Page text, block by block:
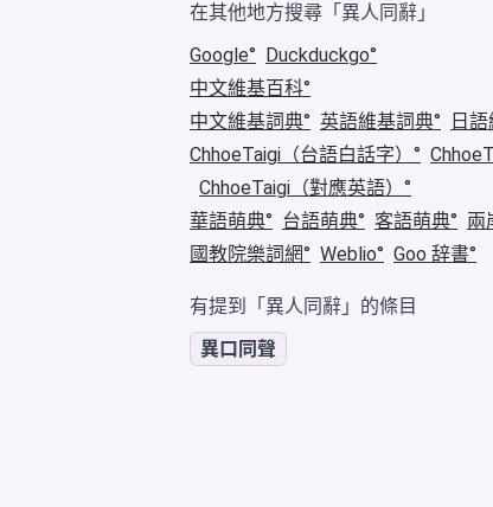
在其他地方搜尋「異人同辭」
Google
Duckduckgo
中文維基百科
中文維基詞典
英語維基詞典
日
ChhoeTaigi（台語白話字）
ChhoeTaigi（對應英語）
華語萌典
台語萌典 客語萌典
兩
國教院樂詞網
Weblio Goo 辞書
有提到「異人同辭」的條目
異口同聲